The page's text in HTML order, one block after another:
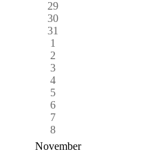
29
30
31
1
2
3
4
5
6
7
8
November